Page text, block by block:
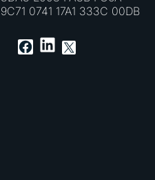
9C71 0741 17A1 333C 00DB
Facebook
LinkedIn
X